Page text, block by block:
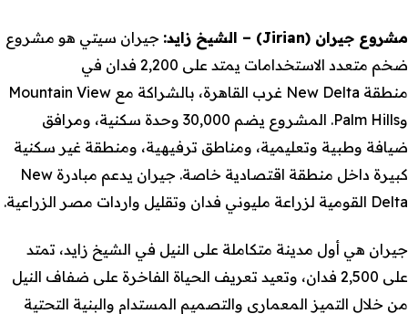
مشروع جيران (Jirian) – الشيخ زايد: جيران سيتي هو مشروع
ضخم متعدد الاستخدامات يمتد على 2,200 فدان في
منطقة New Delta غرب القاهرة، بالشراكة مع Mountain View
وPalm Hills. المشروع يضم 30,000 وحدة سكنية، ومرافق
ضيافة وطبية وتعليمية، ومناطق ترفيهية، ومنطقة غير سكنية
كبيرة داخل منطقة اقتصادية خاصة. جيران يدعم مبادرة New
Delta القومية لزراعة مليوني فدان وتقليل واردات مصر الزراعية.
جيران هي أول مدينة متكاملة على النيل في الشيخ زايد، تمتد
على 2,500 فدان، وتعيد تعريف الحياة الفاخرة على ضفاف النيل
من خلال التميز المعماري والتصميم المستدام والبنية التحتية